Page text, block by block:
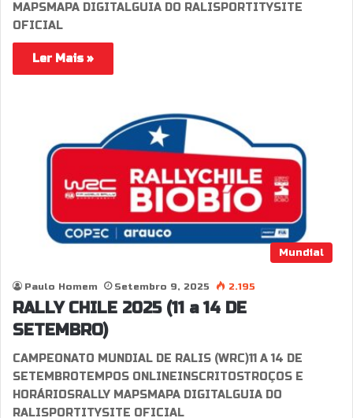
MAPSMAPA DIGITALGUIA DO RALISPORTITYSITE
OFICIAL
Ler Mais »
Mundial
Paulo Homem Setembro 9, 2025 2.195
RALLY CHILE 2025 (11 a 14 DE
SETEMBRO)
CAMPEONATO MUNDIAL DE RALIS (WRC)11 A 14 DE
SETEMBROTEMPOS ONLINEINSCRITOSTROÇOS E
HORÁRIOSRALLY MAPSMAPA DIGITALGUIA DO
RALISPORTITYSITE OFICIAL